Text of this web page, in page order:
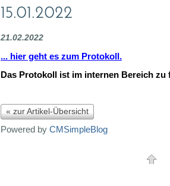
15.01.2022
21.02.2022
... hier geht es zum Protokoll.
Das Protokoll ist im internen Bereich zu
« zur Artikel-Übersicht
Powered by CMSimpleBlog